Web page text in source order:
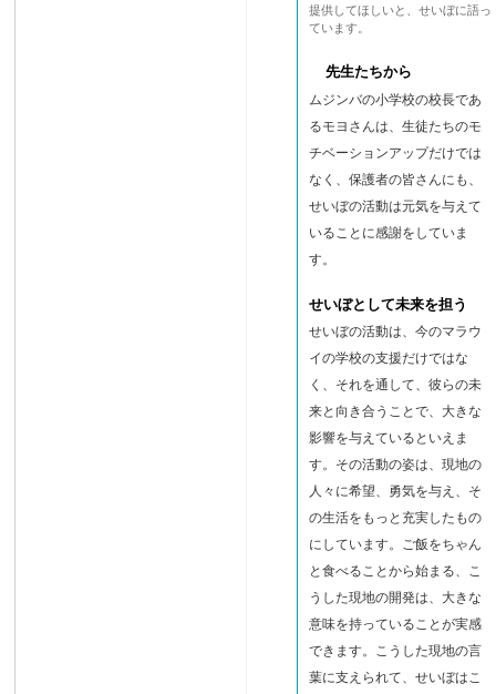
提供してほしいと、せいぼに語っ
ています。
先生たちから
ムジンバの小学校の校長であ
るモヨさんは、生徒たちのモ
チベーションアップだけでは
なく、保護者の皆さんにも、
せいぼの活動は元気を与えて
いることに感謝をしていま
す。
せいぼとして未来を担う
せいぼの活動は、今のマラウ
イの学校の支援だけではな
く、それを通して、彼らの未
来と向き合うことで、大きな
影響を与えているといえま
す。その活動の姿は、現地の
人々に希望、勇気を与え、そ
の生活をもっと充実したもの
にしています。ご飯をちゃん
と食べることから始まる、こ
うした現地の開発は、大きな
意味を持っていることが実感
できます。こうした現地の言
葉に支えられて、せいぼはこ